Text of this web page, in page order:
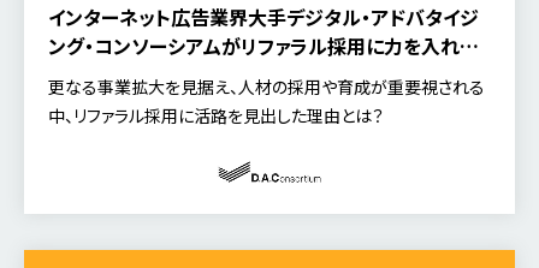
インターネット広告業界大手デジタル・アドバタイジ
ング・コンソーシアムがリファラル採用に力を入れる
理由とは
更なる事業拡大を見据え、人材の採用や育成が重要視される
中、リファラル採用に活路を見出した理由とは？